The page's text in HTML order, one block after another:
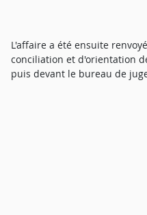
L'affaire a été ensuite
conciliation et d'orientation
puis devant le bureau de